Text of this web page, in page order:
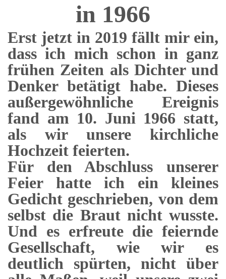
in 1966
Erst jetzt in 2019 fällt mir ein,
dass ich mich schon in ganz
frühen Zeiten als Dichter und
Denker betätigt habe. Dieses
außergewöhnliche Ereignis
fand am 10. Juni 1966 statt,
als wir unsere kirchliche
Hochzeit feierten.
Für den Abschluss unserer
Feier hatte ich ein kleines
Gedicht geschrieben, von dem
selbst die Braut nicht wusste.
Und es erfreute die feiernde
Gesellschaft, wie wir es
deutlich spürten, nicht über